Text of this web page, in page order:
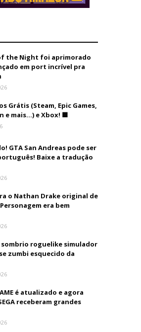
the Night foi aprimorado
em port incrível pra
Grátis (Steam, Epic Games,
e mais...) e Xbox! 🟩
GTA San Andreas pode ser
Baixe a tradução
o Nathan Drake original de
era bem
roguelike simulador
zumbi esquecido da
é atualizado e agora
receberam grandes